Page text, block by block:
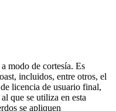
modo de cortesía. Es
incluidos, entre otros, el
licencia de usuario final,
que se utiliza en esta
se apliquen